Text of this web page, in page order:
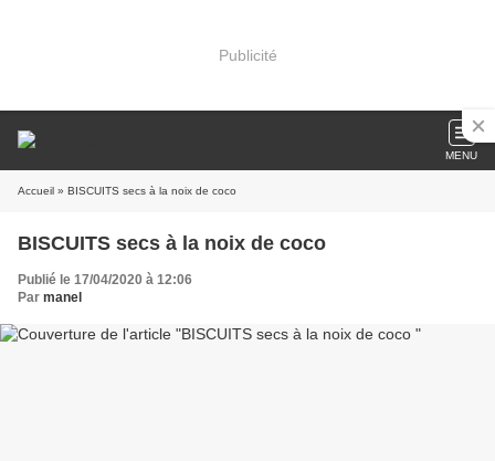
Publicité
MENU
Accueil » BISCUITS secs à la noix de coco
BISCUITS secs à la noix de coco
Publié le 17/04/2020 à 12:06
Par manel